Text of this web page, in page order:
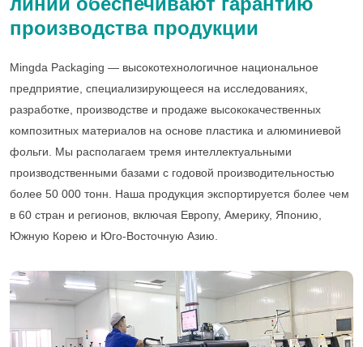
производства продукции
Mingda Packaging — высокотехнологичное национальное
предприятие, специализирующееся на исследованиях,
разработке, производстве и продаже высококачественных
композитных материалов на основе пластика и алюминиевой
фольги. Мы располагаем тремя интеллектуальными
производственными базами с годовой производительностью
более 50 000 тонн. Наша продукция экспортируется более чем
в 60 стран и регионов, включая Европу, Америку, Японию,
Южную Корею и Юго-Восточную Азию.